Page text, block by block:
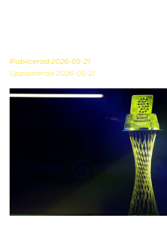
Publicerad 2026-05-21
Uppdaterad 2026-05-21